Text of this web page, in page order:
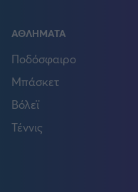
ΑΘΛΗΜΑΤΑ
Ποδόσφαιρο
Μπάσκετ
Βόλεϊ
Τέννις